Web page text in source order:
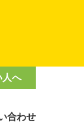
合わせ
人へ